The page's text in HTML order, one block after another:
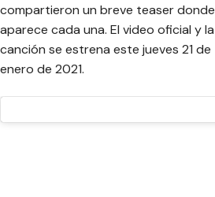
compartieron un breve teaser donde
aparece cada una. El video oficial y la
canción se estrena este jueves 21 de
enero de 2021.